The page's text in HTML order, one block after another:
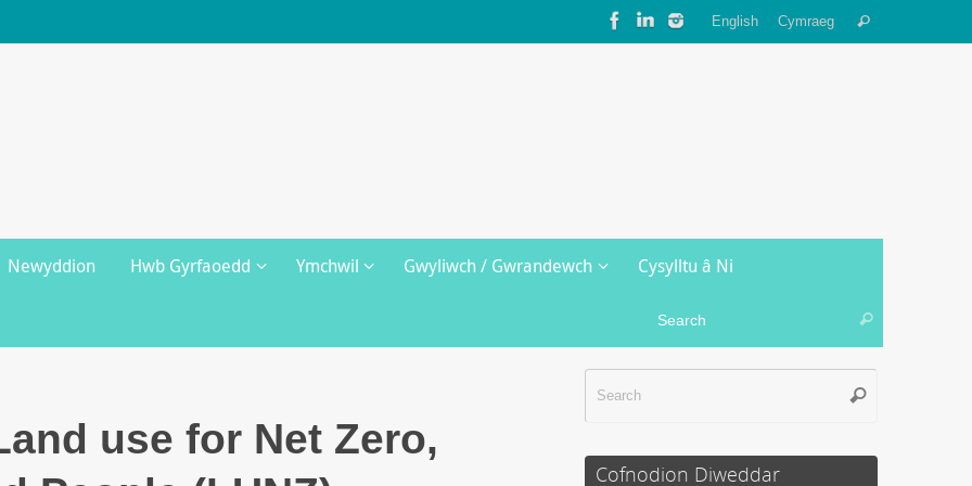
English Cymraeg Search
Newyddion Hwb Gyrfaoedd Ymchwil Gwyliwch / Gwrandewch Cysylltu â Ni
Search
use for Net Zero,
Search
Cofnodion Diweddar